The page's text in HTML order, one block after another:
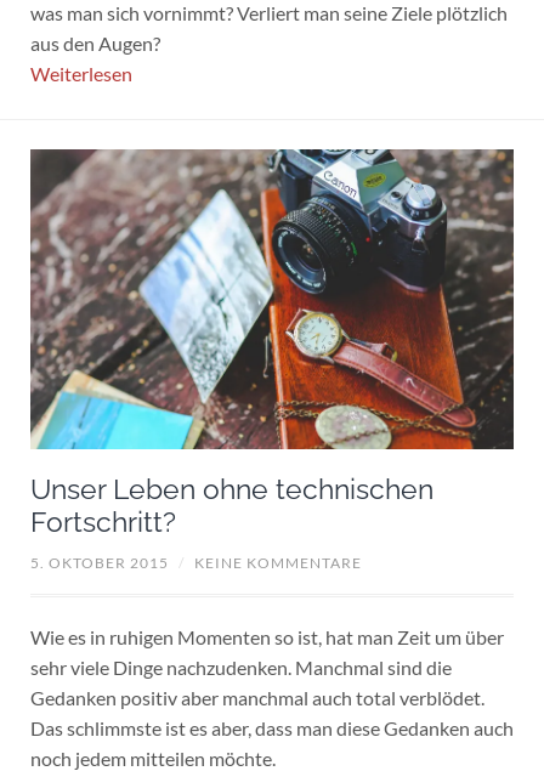
was man sich vornimmt? Verliert man seine Ziele plötzlich
aus den Augen?
Weiterlesen
Unser Leben ohne technischen
Fortschritt?
5. OKTOBER 2015 / KEINE KOMMENTARE
Wie es in ruhigen Momenten so ist, hat man Zeit um über
sehr viele Dinge nachzudenken. Manchmal sind die
Gedanken positiv aber manchmal auch total verblödet.
Das schlimmste ist es aber, dass man diese Gedanken auch
noch jedem mitteilen möchte.